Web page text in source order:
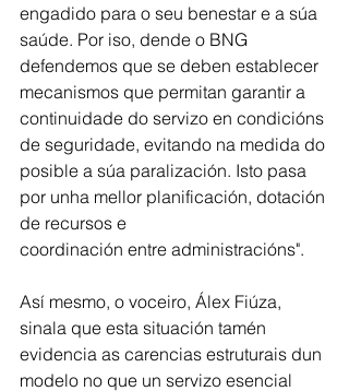
engadido para o seu benestar e a súa
saúde. Por iso, dende o BNG
defendemos que se deben establecer
mecanismos que permitan garantir a
continuidade do servizo en condicións
de seguridade, evitando na medida do
posible a súa paralización. Isto pasa
por unha mellor planificación, dotación
de recursos e
coordinación entre administracións".
Así mesmo, o voceiro, Álex Fiúza,
sinala que esta situación tamén
evidencia as carencias estruturais dun
modelo no que un servizo esencial